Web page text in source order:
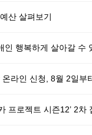
산 살펴보기
인 행복하게 살아갈 수
라인 신청, 8월 2일부
프로젝트 시즌12’ 2차